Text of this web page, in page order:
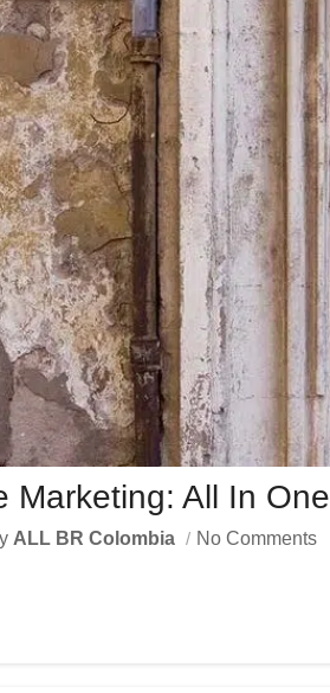
Marketing: All In One
ALL BR Colombia No Comments